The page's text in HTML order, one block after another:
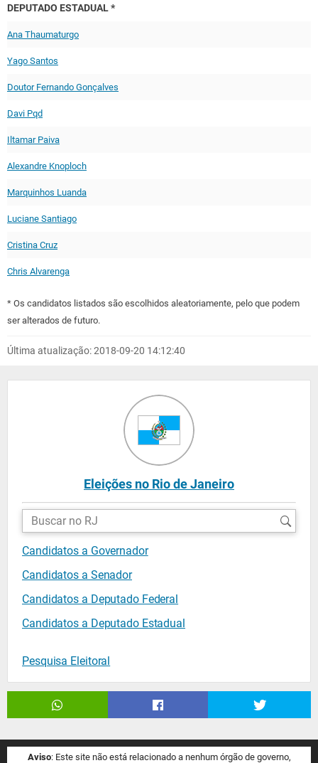
DEPUTADO ESTADUAL *
Ana Thaumaturgo
Yago Santos
Doutor Fernando Gonçalves
Davi Pqd
Iltamar Paiva
Alexandre Knoploch
Marquinhos Luanda
Luciane Santiago
Cristina Cruz
Chris Alvarenga
* Os candidatos listados são escolhidos aleatoriamente, pelo que podem
ser alterados de futuro.
Última atualização: 2018-09-20 14:12:40
Eleições no Rio de Janeiro
Buscar
candidatos:
Candidatos a Governador
Candidatos a Senador
Candidatos a Deputado Federal
Candidatos a Deputado Estadual
Pesquisa Eleitoral
Aviso: Este site não está relacionado a nenhum órgão de governo,